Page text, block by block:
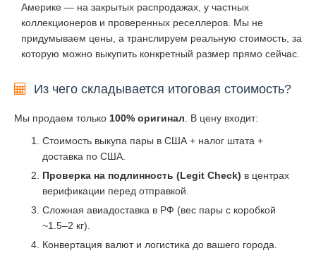
Америке — на закрытых распродажах, у частных
коллекционеров и проверенных реселлеров. Мы не
придумываем цены, а транслируем реальную стоимость, за
которую можно выкупить конкретный размер прямо сейчас.
Из чего складывается итоговая стоимость?
Мы продаем только 100% оригинал . В цену входит:
Стоимость выкупа пары в США + налог штата +
доставка по США.
Проверка на подлинность (Legit Check) в центрах
верификации перед отправкой.
Сложная авиадоставка в РФ (вес пары с коробкой
~1.5–2 кг).
Конвертация валют и логистика до вашего города.